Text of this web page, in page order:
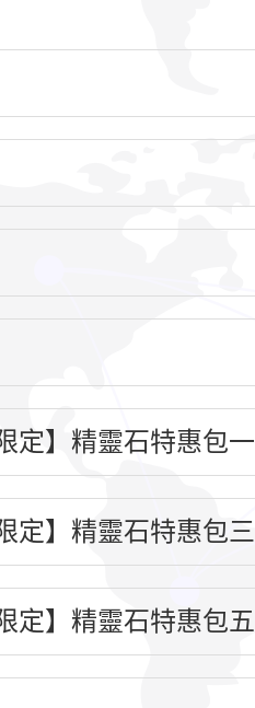
定】精靈石特惠包一
定】精靈石特惠包三
定】精靈石特惠包五